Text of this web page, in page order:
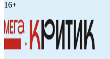
16+